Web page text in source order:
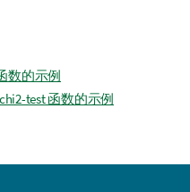
数的示例
test 函数的示例